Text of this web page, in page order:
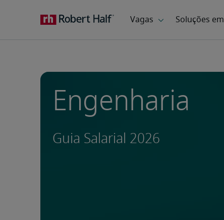
Engenharia
Guia Salarial 2026